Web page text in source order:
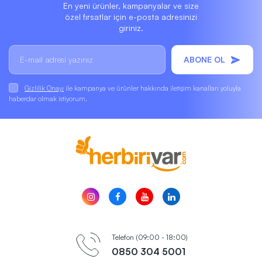
En yeni ürünler, kampanyalar ve size
özel fırsatlar için e-posta adresinizi
giriniz.
ABONE OL
Gizlilik Onayı ile kampanya ve ürünler hakkında iletişim kanalları yoluyla
haberdar olmak istiyorum.
Telefon (09:00 - 18:00)
0850 304 5001